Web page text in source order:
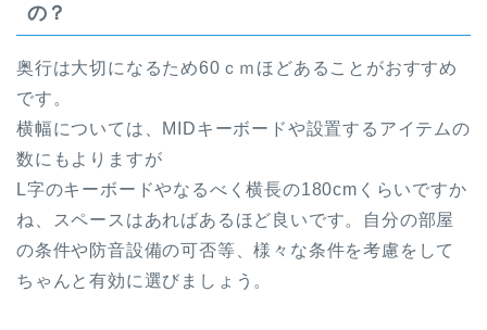
の？
奥行は大切になるため60ｃｍほどあることがおすすめ
です。
横幅については、MIDキーボードや設置するアイテムの
数にもよりますが
L字のキーボードやなるべく横長の180cmくらいですか
ね、スペースはあればあるほど良いです。自分の部屋
の条件や防音設備の可否等、様々な条件を考慮をして
ちゃんと有効に選びましょう。